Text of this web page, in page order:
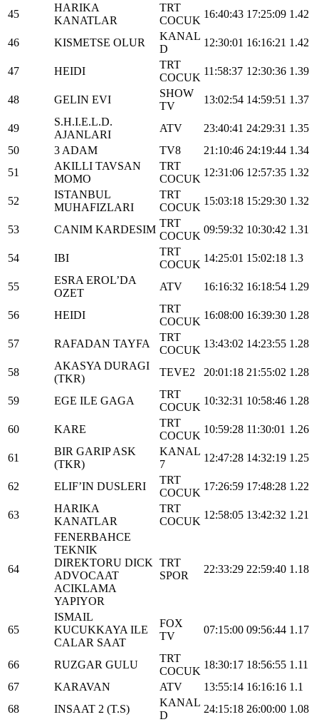
45
HARIKA
KANATLAR
TRT
COCUK
16:40:43 17:25:09 1.42
46 KISMETSE OLUR
KANAL
D
12:30:01 16:16:21 1.42
47 HEIDI
TRT
COCUK
11:58:37 12:30:36 1.39
48 GELIN EVI
SHOW
TV
13:02:54 14:59:51 1.37
49
S.H.I.E.L.D.
AJANLARI
ATV 23:40:41 24:29:31 1.35
50
3 ADAM TV8 21:10:46 24:19:44 1.34
51
AKILLI TAVSAN
MOMO
TRT
COCUK
12:31:06 12:57:35 1.32
52
ISTANBUL
MUHAFIZLARI
TRT
COCUK
15:03:18 15:29:30 1.32
53 CANIM KARDESIM
TRT
COCUK
09:59:32 10:30:42 1.31
54 IBI
TRT
COCUK
14:25:01 15:02:18 1.3
55
ESRA EROL’DA
OZET
ATV 16:16:32 16:18:54 1.29
56 HEIDI
TRT
COCUK
16:08:00 16:39:30 1.28
57 RAFADAN TAYFA
TRT
COCUK
13:43:02 14:23:55 1.28
58
AKASYA DURAGI
(TKR)
TEVE2 20:01:18 21:55:02 1.28
59 EGE ILE GAGA
TRT
COCUK
10:32:31 10:58:46 1.28
60 KARE
TRT
COCUK
10:59:28 11:30:01 1.26
61
BIR GARIP ASK
(TKR)
KANAL
7
12:47:28 14:32:19 1.25
62 ELIF’IN DUSLERI
TRT
COCUK
17:26:59 17:48:28 1.22
63
HARIKA
KANATLAR
TRT
COCUK
12:58:05 13:42:32 1.21
64
FENERBAHCE
TEKNIK
DIREKTORU DICK
ADVOCAAT
ACIKLAMA
YAPIYOR
TRT
SPOR
22:33:29 22:59:40 1.18
65
ISMAIL
KUCUKKAYA ILE
CALAR SAAT
FOX
TV
07:15:00 09:56:44 1.17
66 RUZGAR GULU
TRT
COCUK
18:30:17 18:56:55 1.11
67
KARAVAN ATV 13:55:14 16:16:16 1.1
68
INSAAT 2 (T.S)
KANAL
D
24:15:18 26:00:00 1.08